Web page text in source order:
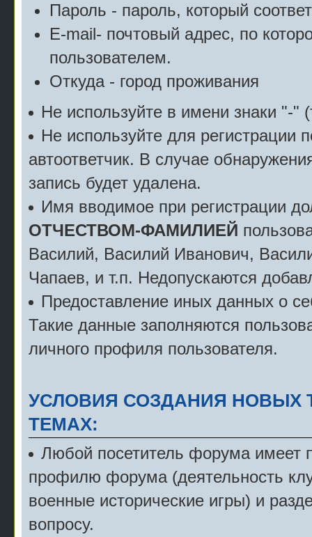
Пароль - пароль, который
E-mail- почтовый адрес, по
пользователем.
Откуда - город проживания
Не используйте в имени знаки "-"
Не используйте для регистрации
автоответчик. В случае
запись будет удалена.
Имя вводимое при регистрации
ОТЧЕСТВОМ-ФАМИЛИЕЙ
Василий, Василий Иванович,
Чапаев, и т.п. Недопускаются
Предоставление иных данных о
Такие данные заполняются
личного профиля пользователя.
УСЛОВИЯ СОЗДАНИЯ НОВЫХ
ТЕМАХ:
Любой посетитель форума имеет
профилю форума (деятельность
военные исторические игры) и
вопросу.